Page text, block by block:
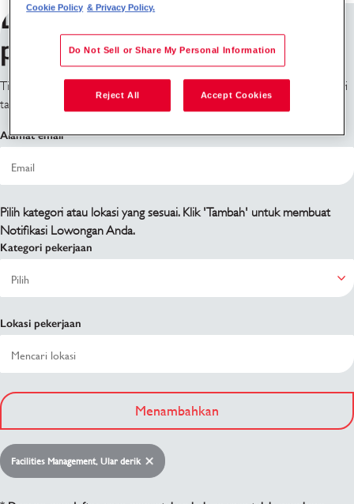
Daftar untuk mendapatkan
pemberitahuan pekerjaan
Tidak menemukan apa yang Anda cari? Daftar dan kami akan memberi
tahu Anda ketika ada lowongan yang tersedia.
Alamat email
Pilih kategori atau lokasi yang sesuai. Klik 'Tambah' untuk membuat
Notifikasi Lowongan Anda.
Kategori pekerjaan
Lokasi pekerjaan
Menambahkan
Facilities Management, Ular derik
Cookie Policy & Privacy Policy.
Do Not Sell or Share My Personal Information
Reject All Accept Cookies